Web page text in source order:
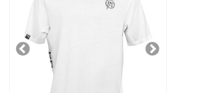
Previous Next